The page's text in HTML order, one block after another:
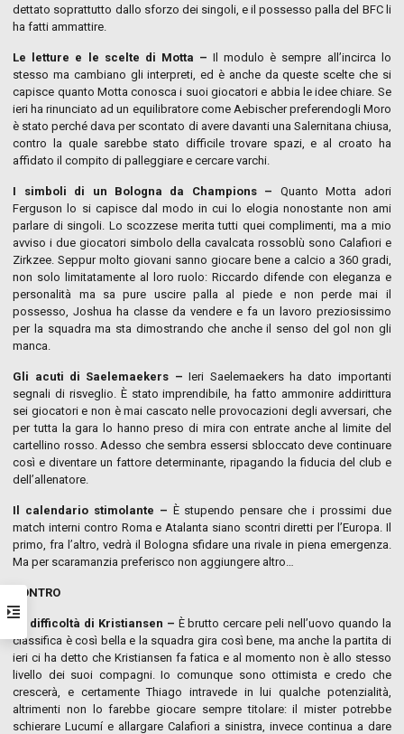
dettato soprattutto dallo sforzo dei singoli, e il possesso palla del BFC li
ha fatti ammattire.
Le letture e le scelte di Motta – Il modulo è sempre all’incirca lo
stesso ma cambiano gli interpreti, ed è anche da queste scelte che si
capisce quanto Motta conosca i suoi giocatori e abbia le idee chiare. Se
ieri ha rinunciato ad un equilibratore come Aebischer preferendogli Moro
è stato perché dava per scontato di avere davanti una Salernitana chiusa,
contro la quale sarebbe stato difficile trovare spazi, e al croato ha
affidato il compito di palleggiare e cercare varchi.
I simboli di un Bologna da Champions – Quanto Motta adori
Ferguson lo si capisce dal modo in cui lo elogia nonostante non ami
parlare di singoli. Lo scozzese merita tutti quei complimenti, ma a mio
avviso i due giocatori simbolo della cavalcata rossoblù sono Calafiori e
Zirkzee. Seppur molto giovani sanno giocare bene a calcio a 360 gradi,
non solo limitatamente al loro ruolo: Riccardo difende con eleganza e
personalità ma sa pure uscire palla al piede e non perde mai il
possesso, Joshua ha classe da vendere e fa un lavoro preziosissimo
per la squadra ma sta dimostrando che anche il senso del gol non gli
manca.
Gli acuti di Saelemaekers – Ieri Saelemaekers ha dato importanti
segnali di risveglio. È stato imprendibile, ha fatto ammonire addirittura
sei giocatori e non è mai cascato nelle provocazioni degli avversari, che
per tutta la gara lo hanno preso di mira con entrate anche al limite del
cartellino rosso. Adesso che sembra essersi sbloccato deve continuare
così e diventare un fattore determinante, ripagando la fiducia del club e
dell’allenatore.
Il calendario stimolante – È stupendo pensare che i prossimi due
match interni contro Roma e Atalanta siano scontri diretti per l’Europa. Il
primo, fra l’altro, vedrà il Bologna sfidare una rivale in piena emergenza.
Ma per scaramanzia preferisco non aggiungere altro…
CONTRO
Le difficoltà di Kristiansen – È brutto cercare peli nell’uovo quando la
classifica è così bella e la squadra gira così bene, ma anche la partita di
ieri ci ha detto che Kristiansen fa fatica e al momento non è allo stesso
livello dei suoi compagni. Io comunque sono ottimista e credo che
crescerà, e certamente Thiago intravede in lui qualche potenzialità,
altrimenti non lo farebbe giocare sempre titolare: il mister potrebbe
schierare Lucumí e allargare Calafiori a sinistra, invece continua a dare